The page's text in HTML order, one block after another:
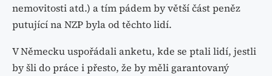
nemovitosti atd.) a tím pádem by větší část peněz
putující na NZP byla od těchto lidí.
V Německu uspořádali anketu, kde se ptali lidí, jestli
by šli do práce i přesto, že by měli garantovaný